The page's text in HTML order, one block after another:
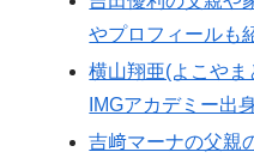
やプロフィールも
横山翔亜(よこやま
IMGアカデミー出
吉﨑マーナの父親